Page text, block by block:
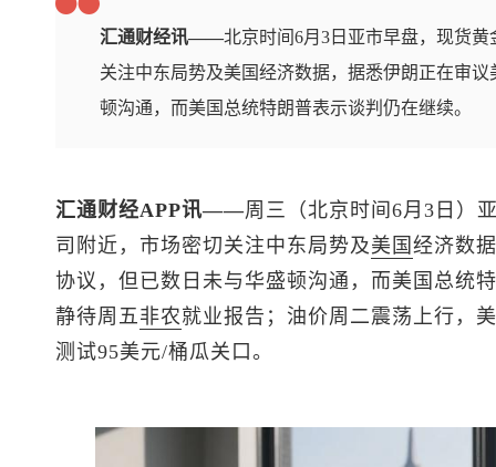
汇通财经讯——北京时间6月3日亚市早盘，现货
关注中东局势及美国经济数据，据悉伊朗正在审
顿沟通，而美国总统特朗普表示谈判仍在继续。
汇通财经APP讯——周三（北京时间6月3日）
司附近，市场密切关注中东局势及美国 经济数
协议，但已数日未与华盛顿沟通，而美国总统
静待周五非农就业报告；油价周二震荡上行， 美
测试95美元/桶瓜关口。